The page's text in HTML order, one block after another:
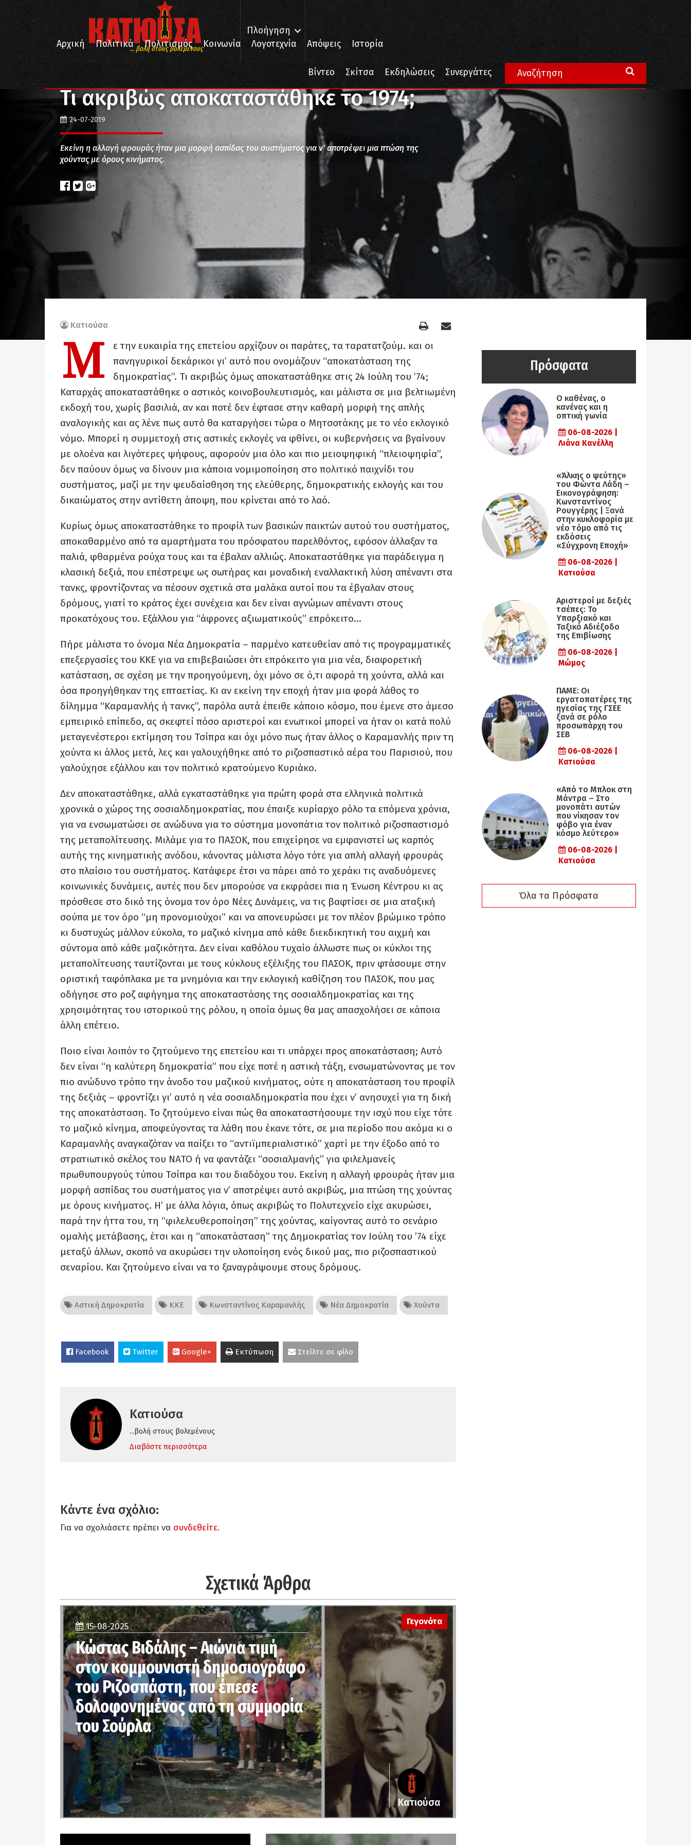
... βολή στους βολεμένους
Πλοήγηση
Αρχική
Πολιτικά Πολιτισμός Κοινωνία Λογοτεχνία Απόψεις Ιστορία
Βίντεο Σκίτσα Εκδηλώσεις Συνεργάτες
Ιστορία
Τι ακριβώς αποκαταστάθηκε το 1974;
24-07-2019
Εκείνη η αλλαγή φρουράς ήταν μια μορφή ασπίδας του συστήματος για ν’ αποτρέψει μια πτώση της
χούντας με όρους κινήματος.
Κατιούσα
Μ
ε την ευκαιρία της επετείου αρχίζουν οι παράτες, τα ταρατατζούμ. και οι
πανηγυρικοί δεκάρικοι γι’ αυτό που ονομάζουν “αποκατάσταση της
δημοκρατίας”. Τι ακριβώς όμως αποκαταστάθηκε στις 24 Ιούλη του ’74;
Καταρχάς αποκαταστάθηκε ο αστικός κοινοβουλευτισμός, και μάλιστα σε μια βελτιωμένη
εκδοχή του, χωρίς βασιλιά, αν και ποτέ δεν έφτασε στην καθαρή μορφή της απλής
αναλογικής και ας λένε πως αυτό θα καταργήσει τώρα ο Μητσοτάκης με το νέο εκλογικό
νόμο. Μπορεί η συμμετοχή στις αστικές εκλογές να φθίνει, οι κυβερνήσεις να βγαίνουν
με ολοένα και λιγότερες ψήφους, αφορούν μια όλο και πιο μειοψηφική “πλειοψηφία”,
δεν παύουν όμως να δίνουν μια κάποια νομιμοποίηση στο πολιτικό παιχνίδι του
συστήματος, μαζί με την ψευδαίσθηση της ελεύθερης, δημοκρατικής εκλογής και του
δικαιώματος στην αντίθετη άποψη, που κρίνεται από το λαό.
Κυρίως όμως αποκαταστάθηκε το προφίλ των βασικών παικτών αυτού του συστήματος,
αποκαθαρμένο από τα αμαρτήματα του πρόσφατου παρελθόντος, εφόσον άλλαξαν τα
παλιά, φθαρμένα ρούχα τους και τα έβαλαν αλλιώς. Αποκαταστάθηκε για παράδειγμα η
κλασική δεξιά, που επέστρεψε ως σωτήρας και μοναδική εναλλακτική λύση απέναντι στα
τανκς, φροντίζοντας να πέσουν σχετικά στα μαλάκα αυτοί που τα έβγαλαν στους
δρόμους, γιατί το κράτος έχει συνέχεια και δεν είναι αγνώμων απέναντι στους
προκατόχους του. Εξάλλου για “άφρονες αξιωματικούς” επρόκειτο…
Πήρε μάλιστα το όνομα Νέα Δημοκρατία – παρμένο κατευθείαν από τις προγραμματικές
επεξεργασίες του ΚΚΕ για να επιβεβαιώσει ότι επρόκειτο για μια νέα, διαφορετική
κατάσταση, σε σχέση με την προηγούμενη, όχι μόνο σε ό,τι αφορά τη χούντα, αλλά και
όσα προηγήθηκαν της επταετίας. Κι αν εκείνη την εποχή ήταν μια φορά λάθος το
δίλημμα “Καραμανλής ή τανκς”, παρόλα αυτά έπειθε κάποιο κόσμο, που έμενε στο άμεσο
εμπειρικό επίπεδο, ας σκεφτεί πόσο αριστεροί και ενωτικοί μπορεί να ήταν οι κατά πολύ
μεταγενέστεροι εκτίμηση του Τσίπρα και όχι μόνο πως ήταν άλλος ο Καραμανλής πριν τη
χούντα κι άλλος μετά, λες και γαλουχήθηκε από το ριζοσπαστικό αέρα του Παρισιού, που
γαλούχησε εξάλλου και τον πολιτικό κρατούμενο Κυριάκο.
Δεν αποκαταστάθηκε, αλλά εγκαταστάθηκε για πρώτη φορά στα ελληνικά πολιτικά
χρονικά ο χώρος της σοσιαλδημοκρατίας, που έπαιξε κυρίαρχο ρόλο τα επόμενα χρόνια,
για να ενσωματώσει σε ανώδυνα για το σύστημα μονοπάτια τον πολιτικό ριζοσπαστισμό
της μεταπολίτευσης. Μιλάμε για το ΠΑΣΟΚ, που επιχείρησε να εμφανιστεί ως καρπός
αυτής της κινηματικής ανόδου, κάνοντας μάλιστα λόγο τότε για απλή αλλαγή φρουράς
στο πλαίσιο του συστήματος. Κατάφερε έτσι να πάρει από το χεράκι τις αναδυόμενες
κοινωνικές δυνάμεις, αυτές που δεν μπορούσε να εκφράσει πια η Ένωση Κέντρου κι ας
πρόσθεσε στο δικό της όνομα τον όρο Νέες Δυνάμεις, να τις βαφτίσει σε μια αταξική
σούπα με τον όρο “μη προνομιούχοι” και να απονευρώσει με τον πλέον βρώμικο τρόπο
κι δυστυχώς μάλλον εύκολα, το μαζικό κίνημα από κάθε διεκδικητική του αιχμή και
σύντομα από κάθε μαζικότητα. Δεν είναι καθόλου τυχαίο άλλωστε πως οι κύκλοι της
μεταπολίτευσης ταυτίζονται με τους κύκλους εξέλιξης του ΠΑΣΟΚ, πριν φτάσουμε στην
οριστική ταφόπλακα με τα μνημόνια και την εκλογική καθίζηση του ΠΑΣΟΚ, που μας
οδήγησε στο ροζ αφήγημα της αποκαταστάσης της σοσιαλδημοκρατίας και της
χρησιμότητας του ιστορικού της ρόλου, η οποία όμως θα μας απασχολήσει σε κάποια
άλλη επέτειο.
Ποιο είναι λοιπόν το ζητούμενο της επετείου και τι υπάρχει προς αποκατάσταση; Αυτό
δεν είναι “η καλύτερη δημοκρατία” που είχε ποτέ η αστική τάξη, ενσωματώνοντας με τον
πιο ανώδυνο τρόπο την άνοδο του μαζικού κινήματος, ούτε η αποκατάσταση του προφίλ
της δεξιάς – φροντίζει γι’ αυτό η νέα σοσιαλδημοκρατία που έχει ν’ ανησυχεί για τη δική
της αποκατάσταση. Το ζητούμενο είναι πώς θα αποκαταστήσουμε την ισχύ που είχε τότε
το μαζικό κίνημα, αποφεύγοντας τα λάθη που έκανε τότε, σε μια περίοδο που ακόμα κι ο
Καραμανλής αναγκαζόταν να παίξει το “αντιϊμπεριαλιστικό” χαρτί με την έξοδο από το
στρατιωτικό σκέλος του ΝΑΤΟ ή να φαντάζει “σοσιαλμανής” για φιλελμανείς
πρωθυπουργούς τύπου Τσίπρα και του διαδόχου του. Εκείνη η αλλαγή φρουράς ήταν μια
μορφή ασπίδας του συστήματος για ν’ αποτρέψει αυτό ακριβώς, μια πτώση της χούντας
με όρους κινήματος. Η’ με άλλα λόγια, όπως ακριβώς το Πολυτεχνείο είχε ακυρώσει,
παρά την ήττα του, τη “φιλελευθεροποίηση” της χούντας, καίγοντας αυτό το σενάριο
ομαλής μετάβασης, έτσι και η “αποκατάσταση” της Δημοκρατίας τον Ιούλη του ’74 είχε
μεταξύ άλλων, σκοπό να ακυρώσει την υλοποίηση ενός δικού μας, πιο ριζοσπαστικού
σεναρίου. Και ζητούμενο είναι να το ξαναγράψουμε στους δρόμους.
Αστική Δημοκρατία ΚΚΕ Κωνσταντίνος Καραμανλής Νέα Δημοκρατία Χούντα
Facebook Twitter Google+ Εκτύπωση Στείλτε σε φίλο
Κατιούσα
...βολή στους βολεμένους
Διαβάστε περισσότερα
Κάντε ένα σχόλιο:
Για να σχολιάσετε πρέπει να συνδεθείτε.
Σχετικά Άρθρα
Γεγονότα
15-08-2025
Κώστας Βιδάλης – Αιώνια τιμή
στον κομμουνιστή δημοσιογράφο
του Ριζοσπάστη, που έπεσε
δολοφονημένος από τη συμμορία
του Σούρλα
Κατιούσα
Πρόσφατα
Ο καθένας, ο
κανένας και η
οπτική γωνία
06-08-2026 |
Λιάνα Κανέλλη
«Άλκης ο ψεύτης»
του Φώντα Λάδη –
Εικονογράφηση:
Κωνσταντίνος
Ρουγγέρης | Ξανά
στην κυκλοφορία με
νέο τόμο από τις
εκδόσεις
«Σύγχρονη Εποχή»
06-08-2026 |
Κατιούσα
Αριστεροί με δεξιές
τσέπες: Το
Υπαρξιακό και
Ταξικό Αδιέξοδο
της Επιβίωσης
06-08-2026 |
Μώμος
ΠΑΜΕ: Οι
εργατοπατέρες της
ηγεσίας της ΓΣΕΕ
ξανά σε ρόλο
προσωπάρχη του
ΣΕΒ
06-08-2026 |
Κατιούσα
«Από το Μπλοκ στη
Μάντρα – Στο
μονοπάτι αυτών
που νίκησαν τον
φόβο για έναν
κόσμο λεύτερο»
06-08-2026 |
Κατιούσα
Όλα τα Πρόσφατα